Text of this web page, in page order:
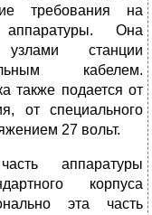
требования на
аппаратуры. Она
станции
кабелем.
также подается от
от специального
27 вольт.
аппаратуры
корпуса
эта часть